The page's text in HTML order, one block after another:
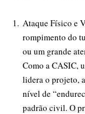
Ataque Físico e
rompimento do
ou um grande
Como a CASIC,
lidera o projeto,
nível de
padrão civil. O